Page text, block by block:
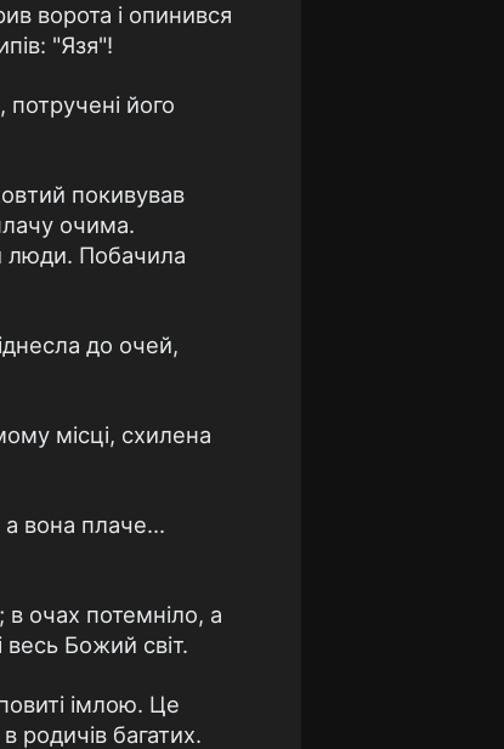
ворота і опинився
"Язя"!
його
покивував
очима.
люди. Побачила
до очей,
місці, схилена
вона плаче...
в очах потемніло, а
Божий світ.
імлою. Це
родичів багатих.